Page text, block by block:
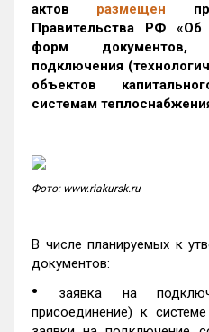
актов размещен
Правительства РФ «Об
форм документов,
подключения
объектов
системам
Фото: www.riakursk.ru
В числе планируемых к
документов:
•
заявка на
присоединение) к